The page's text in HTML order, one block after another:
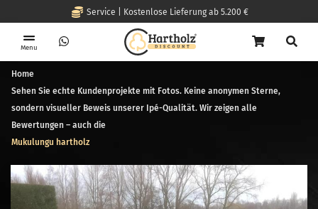
Service | Kostenlose Lieferung ab 5.200 €
Menu
Home
Sehen Sie echte Kundenprojekte mit Fotos. Keine anonymen Sterne,
sondern visueller Beweis unserer Ipé-Qualität. Wir zeigen alle
Bewertungen – auch die
Mukulungu hartholz